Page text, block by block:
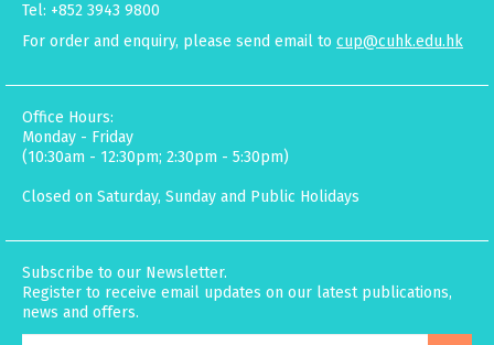
Tel: +852 3943 9800
For order and enquiry, please send email to cup@cuhk.edu.hk
Office Hours:
Monday - Friday
(10:30am - 12:30pm; 2:30pm - 5:30pm)
Closed on Saturday, Sunday and Public Holidays
Subscribe to our Newsletter.
Register to receive email updates on our latest publications,
news and offers.